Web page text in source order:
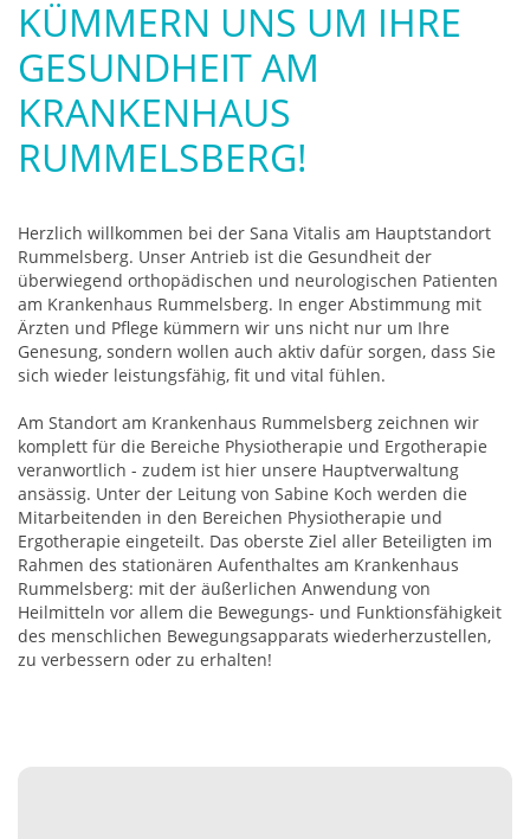
KÜMMERN UNS UM IHRE
GESUNDHEIT AM
KRANKENHAUS
RUMMELSBERG!
Herzlich willkommen bei der Sana Vitalis am Hauptstandort
Rummelsberg. Unser Antrieb ist die Gesundheit der
überwiegend orthopädischen und neurologischen Patienten
am Krankenhaus Rummelsberg. In enger Abstimmung mit
Ärzten und Pflege kümmern wir uns nicht nur um Ihre
Genesung, sondern wollen auch aktiv dafür sorgen, dass Sie
sich wieder leistungsfähig, fit und vital fühlen.
Am Standort am Krankenhaus Rummelsberg zeichnen wir
komplett für die Bereiche Physiotherapie und Ergotherapie
veranwortlich - zudem ist hier unsere Hauptverwaltung
ansässig. Unter der Leitung von Sabine Koch werden die
Mitarbeitenden in den Bereichen Physiotherapie und
Ergotherapie eingeteilt. Das oberste Ziel aller Beteiligten im
Rahmen des stationären Aufenthaltes am Krankenhaus
Rummelsberg: mit der äußerlichen Anwendung von
Heilmitteln vor allem die Bewegungs- und Funktionsfähigkeit
des menschlichen Bewegungsapparats wiederherzustellen,
zu verbessern oder zu erhalten!